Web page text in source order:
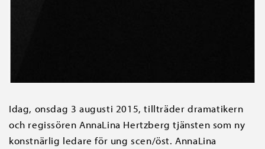
Idag, onsdag 3 augusti 2015, tillträder dramatikern
och regissören AnnaLina Hertzberg tjänsten som ny
konstnärlig ledare för ung scen/öst. AnnaLina